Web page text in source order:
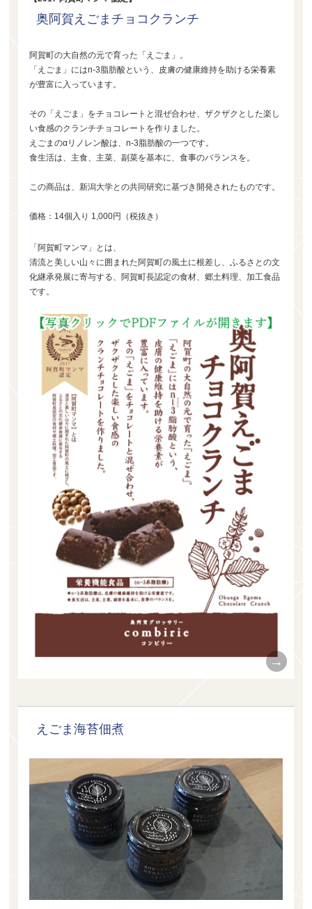
奥阿賀えごまチョコクランチ
阿賀町の大自然の元で育った「えごま」。
「えごま」にはn-3脂肪酸という、皮膚の健康維持を助ける栄養素
が豊富に入っています。
その「えごま」をチョコレートと混ぜ合わせ、ザクザクとした楽し
い食感のクランチチョコレートを作りました。
えごまのαリノレン酸は、n-3脂肪酸の一つです。
食生活は、主食、主菜、副菜を基本に、食事のバランスを。
この商品は、新潟大学との共同研究に基づき開発されたものです。
価格：14個入り 1,000円（税抜き）
「阿賀町マンマ」とは、
清流と美しい山々に囲まれた阿賀町の風土に根差し、ふるさとの文
化継承発展に寄与する、阿賀町長認定の食材、郷土料理、加工食品
です。
えごま海苔佃煮